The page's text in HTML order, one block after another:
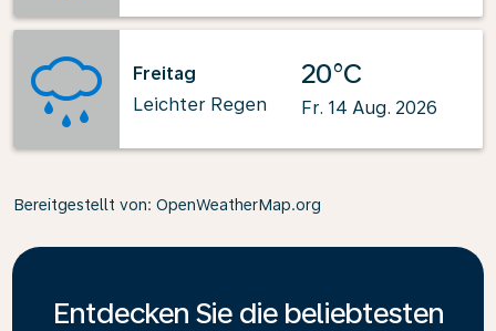
Freitag
Leichter Regen
20°C
Fr. 14 Aug. 2026
Bereitgestellt von: OpenWeatherMap.org
Entdecken Sie die beliebtesten